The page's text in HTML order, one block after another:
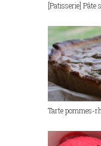
[Patisserie] Pâte
Tarte pommes-